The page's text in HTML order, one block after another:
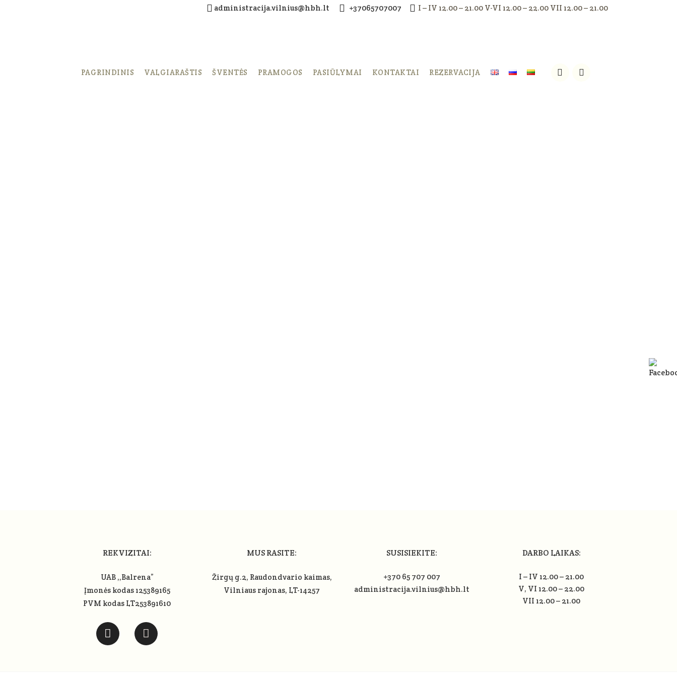
administracija.vilnius@hbh.lt +37065707007 I – IV 12.00 – 21.00 V-VI 12.00 – 22.00 VII 12.00 – 21.00
PAGRINDINIS VALGIARAŠTIS ŠVENTĖS PRAMOGOS PASIŪLYMAI KONTAKTAI REZERVACIJA
REKVIZITAI:
UAB ,,Balrena”
Įmonės kodas 125389165
PVM kodas LT253891610
MUS RASITE:
Žirgų g.2, Raudondvario kaimas,
Vilniaus rajonas, LT-14257
SUSISIEKITE:
+370 65 707 007
administracija.vilnius@hbh.lt
DARBO LAIKAS:
I – IV 12.00 – 21.00
V, VI 12.00 – 22.00
VII 12.00 – 21.00